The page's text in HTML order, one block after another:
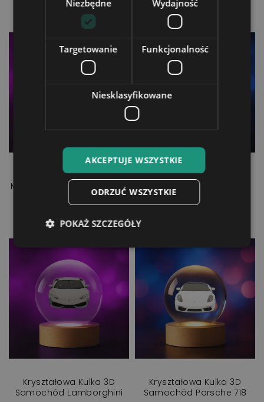
Kryształowa Kulka 3D
Motor GPX Demon GR200R
79,90 zł
Kryształowa Kulka 3D
Motor Motocross
79,90 zł
Kryształowa Kulka 3D
Samochód Lamborghini
Kryształowa Kulka 3D
Samochód Porsche 718
Niezbędne Wydajność
Targetowanie Funkcjonalność
Niesklasyfikowane
AKCEPTUJE WSZYSTKIE
ODRZUĆ WSZYSTKIE
POKAŻ SZCZEGÓŁY